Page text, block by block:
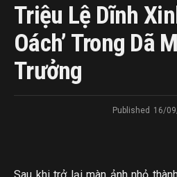
Triệu Lệ Dĩnh
Oách’ Trong Dã
Trưởng
Published 16/